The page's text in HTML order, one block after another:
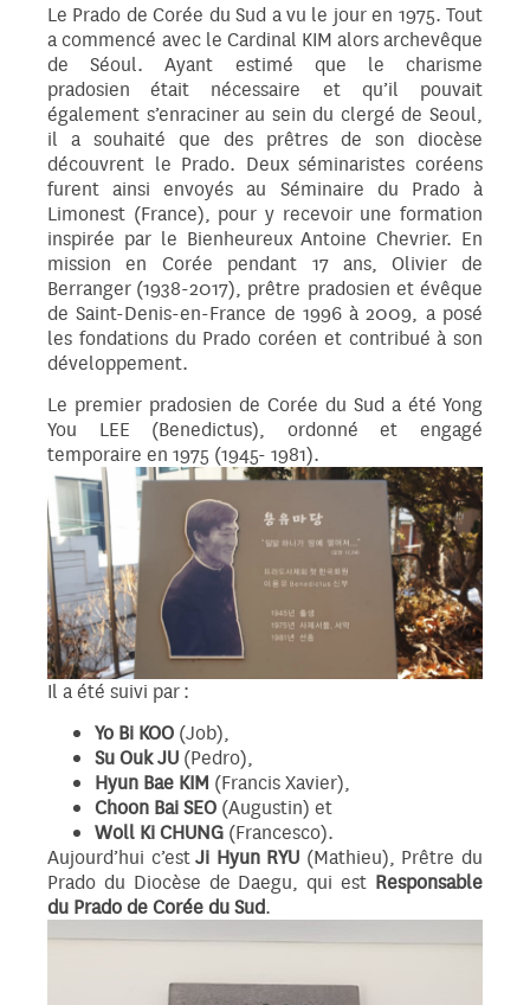
Le Prado de Corée du Sud a vu le jour en 1975. Tout
a commencé avec le Cardinal KIM alors archevêque
de Séoul. Ayant estimé que le charisme
pradosien était nécessaire et qu’il pouvait
également s’enraciner au sein du clergé de Seoul,
il a souhaité que des prêtres de son diocèse
découvrent le Prado. Deux séminaristes coréens
furent ainsi envoyés au Séminaire du Prado à
Limonest (France), pour y recevoir une formation
inspirée par le Bienheureux Antoine Chevrier. En
mission en Corée pendant 17 ans, Olivier de
Berranger (1938-2017), prêtre pradosien et évêque
de Saint-Denis-en-France de 1996 à 2009, a posé
les fondations du Prado coréen et contribué à son
développement.
Le premier pradosien de Corée du Sud a été Yong
You LEE (Benedictus), ordonné et engagé
temporaire en 1975 (1945- 1981).
Il a été suivi par :
Yo Bi KOO (Job),
Su Ouk JU (Pedro),
Hyun Bae KIM (Francis Xavier),
Choon Bai SEO (Augustin) et
Woll Ki CHUNG (Francesco).
Aujourd’hui c’estJi Hyun RYU (Mathieu), Prêtre du
Prado du Diocèse de Daegu, qui est Responsable
du Prado de Corée du Sud.